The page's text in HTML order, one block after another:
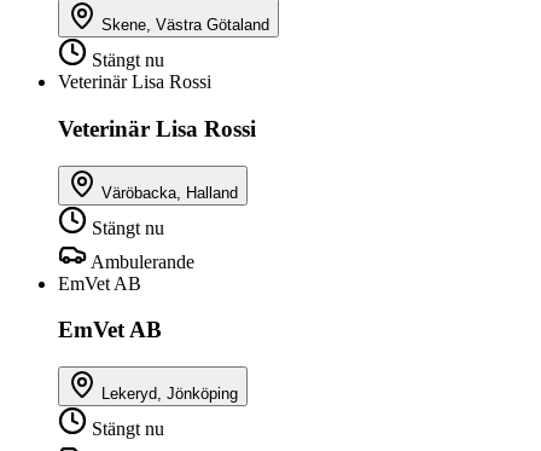
Skene, Västra Götaland
Stängt nu
Veterinär Lisa Rossi
Veterinär Lisa Rossi
Väröbacka, Halland
Stängt nu
Ambulerande
EmVet AB
EmVet AB
Lekeryd, Jönköping
Stängt nu